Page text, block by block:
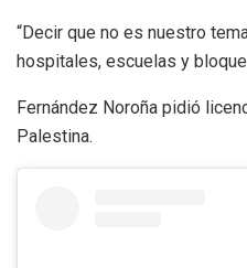
“Decir que no es nuestro
hospitales, escuelas y
Fernández Noroña pidió
Palestina.